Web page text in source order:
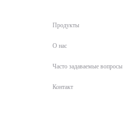
Продукты
О нас
Часто задаваемые вопросы
Контакт